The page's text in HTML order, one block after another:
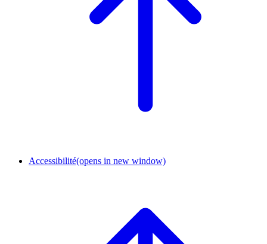
Accessibilité(opens in new window)